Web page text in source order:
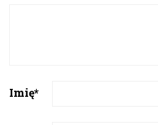
Imię*